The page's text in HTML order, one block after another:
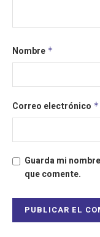
Nombre *
Correo electrónico *
Guarda mi
que comente.